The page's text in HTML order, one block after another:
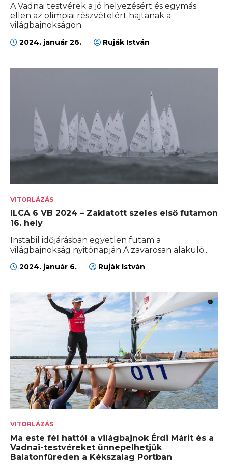
A Vadnai testvérek a jó helyezésért és egymás
ellen az olimpiai részvételért hajtanak a
világbajnokságon
2024. január 26. Ruják István
VITORLÁZÁS
ILCA 6 VB 2024 – Zaklatott szeles első futamon
16. hely
Instabil időjárásban egyetlen futam a
világbajnokság nyitónapján A zavarosan alakuló...
2024. január 6. Ruják István
VITORLÁZÁS
Ma este fél hattól a világbajnok Érdi Márit és a
Vadnai-testvéreket ünnepelhetjük
Balatonfüreden a Kékszalag Portban